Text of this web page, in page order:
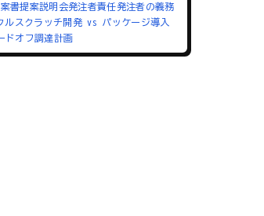
書提案説明会発注者責任発注者の義務
ル スクラッチ開発 vs パッケージ導入
ドオフ調達計画